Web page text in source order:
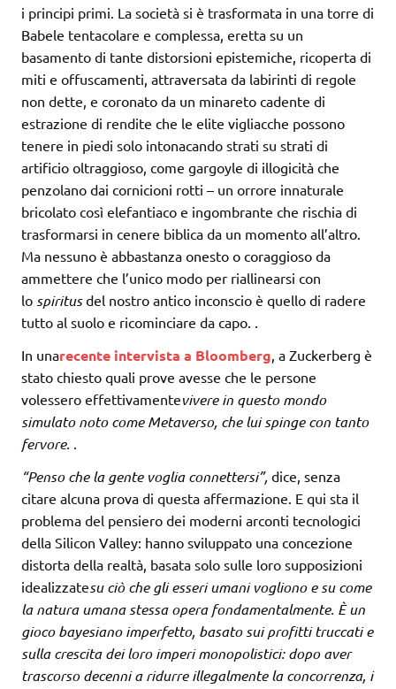
i principi primi. La società si è trasformata in una torre di
Babele tentacolare e complessa, eretta su un
basamento di tante distorsioni epistemiche, ricoperta di
miti e offuscamenti, attraversata da labirinti di regole
non dette, e coronato da un minareto cadente di
estrazione di rendite che le elite vigliacche possono
tenere in piedi solo intonacando strati su strati di
artificio oltraggioso, come gargoyle di illogicità che
penzolano dai cornicioni rotti – un orrore innaturale
bricolato così elefantiaco e ingombrante che rischia di
trasformarsi in cenere biblica da un momento all’altro.
Ma nessuno è abbastanza onesto o coraggioso da
ammettere che l’unico modo per riallinearsi con
lo spiritusdel nostro antico inconscio è quello di radere
tutto al suolo e ricominciare da capo. .
In unarecente intervista a Bloomberg, a Zuckerberg è
stato chiesto quali prove avesse che le persone
volessero effettivamentevivere in questo mondo
simulato noto come Metaverso, che lui spinge con tanto
fervore. .
“Penso che la gente voglia connettersi”, dice, senza
citare alcuna prova di questa affermazione. E qui sta il
problema del pensiero dei moderni arconti tecnologici
della Silicon Valley: hanno sviluppato una concezione
distorta della realtà, basata solo sulle loro supposizioni
idealizzatesu ciò che gli esseri umani vogliono e su come
la natura umana stessa opera fondamentalmente. È un
gioco bayesiano imperfetto, basato sui profitti truccati e
sulla crescita dei loro imperi monopolistici: dopo aver
trascorso decenni a ridurre illegalmente la concorrenza, i